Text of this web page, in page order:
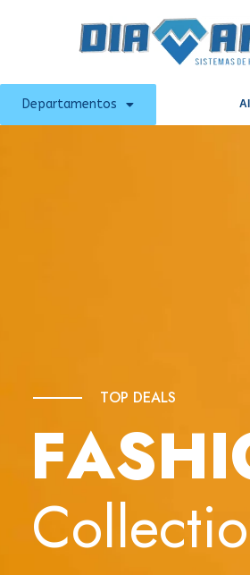
Departamentos
FASHI
TOP DEALS